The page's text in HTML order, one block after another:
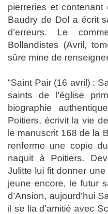
pierreries et
Baudry de Dol a écrit
d'erreurs. Le
Bollandistes (Avril,
sûre mine de
“Saint Pair (16 avril) :
saints de l'église
biographie
Poitiers, écrivit la vie
le manuscrit 168 de la
renferme une copie
naquit à Poitiers.
Julitte lui fit donner
jeune encore, le futur
d’Ansion, aujourd'hui
il se lia d'amitié avec